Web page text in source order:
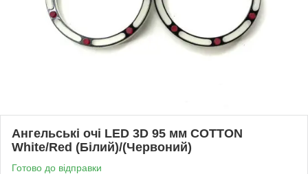
Ангельські очі LED 3D 95 мм COTTON
White/Red (Білий)/(Червоний)
Готово до відправки